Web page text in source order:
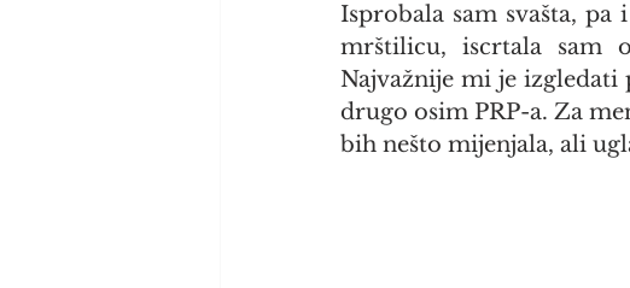
Isprobala sam svašta,
mrštilicu, iscrtala sam
Najvažnije mi je
drugo osim PRP-a. Za
bih nešto mijenjala, ali